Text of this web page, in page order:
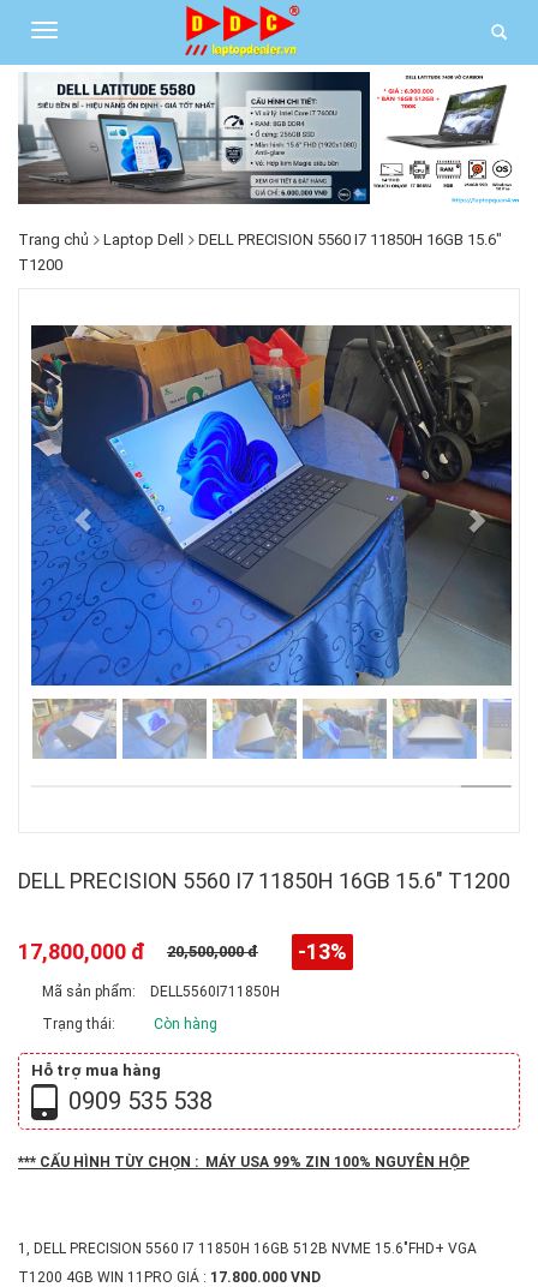
Trang chủ Laptop Dell
DELL PRECISION 5560 I7 11850H 16GB 15.6"
T1200
DELL PRECISION 5560 I7 11850H 16GB 15.6" T1200
17,800,000 đ 20,500,000 đ -13%
Mã sản phẩm:
DELL5560I711850H
Trạng thái:
Còn hàng
Hỗ trợ mua hàng
0909 535 538
*** CẤU HÌNH TÙY CHỌN : MÁY USA 99% ZIN 100% NGUYÊN HỘP
1, DELL PRECISION 5560 I7 11850H 16GB 512B NVME 15.6"FHD+ VGA
T1200 4GB WIN 11PRO GIÁ : 17.800.000 VND